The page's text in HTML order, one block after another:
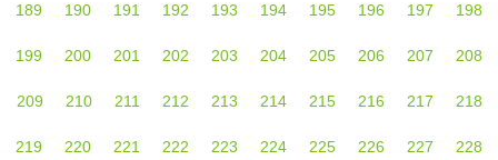
189 190 191 192 193 194 195 196 197 198
199 200 201 202 203 204 205 206 207 208
209 210 211 212 213 214 215 216 217 218
219 220 221 222 223 224 225 226 227 228